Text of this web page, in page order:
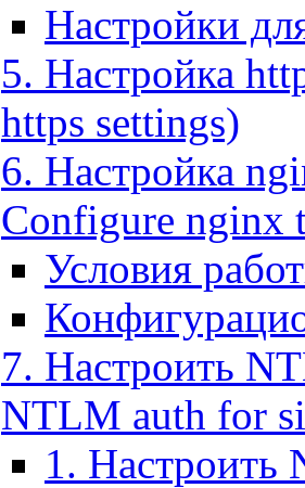
Настройки
5. Настройка
https settings)
6. Настройка
Configure nginx
Условия
7. Настроить
NTLM auth for
1. Настроить